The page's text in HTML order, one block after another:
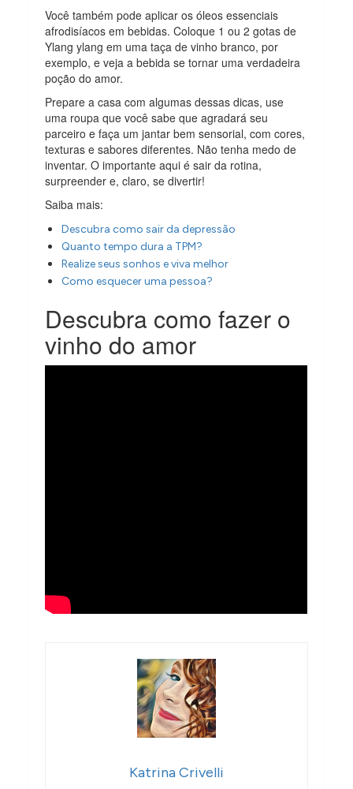
Você também pode aplicar os óleos essenciais
afrodisíacos em bebidas. Coloque 1 ou 2 gotas de
Ylang ylang em uma taça de vinho branco, por
exemplo, e veja a bebida se tornar uma verdadeira
poção do amor.
Prepare a casa com algumas dessas dicas, use
uma roupa que você sabe que agradará seu
parceiro e faça um jantar bem sensorial, com cores,
texturas e sabores diferentes. Não tenha medo de
inventar. O importante aqui é sair da rotina,
surpreender e, claro, se divertir!
Saiba mais:
Descubra como sair da depressão
Quanto tempo dura a TPM?
Realize seus sonhos e viva melhor
Como esquecer uma pessoa?
Descubra como fazer o
vinho do amor
Katrina Crivelli